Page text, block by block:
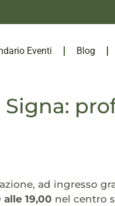
Eventi Blog
Signa:
ad ingresso
alle 19,00 nel centro